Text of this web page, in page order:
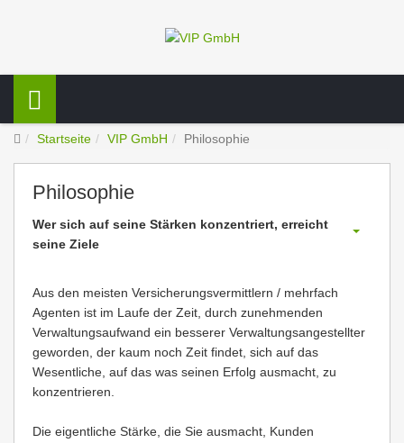
Startseite VIP GmbH Philosophie
Philosophie
Wer sich auf seine Stärken konzentriert, erreicht
seine Ziele
Aus den meisten Versicherungsvermittlern / mehrfach
Agenten ist im Laufe der Zeit, durch zunehmenden
Verwaltungsaufwand ein besserer Verwaltungsangestellter
geworden, der kaum noch Zeit findet, sich auf das
Wesentliche, auf das was seinen Erfolg ausmacht, zu
konzentrieren.
Die eigentliche Stärke, die Sie ausmacht, Kunden